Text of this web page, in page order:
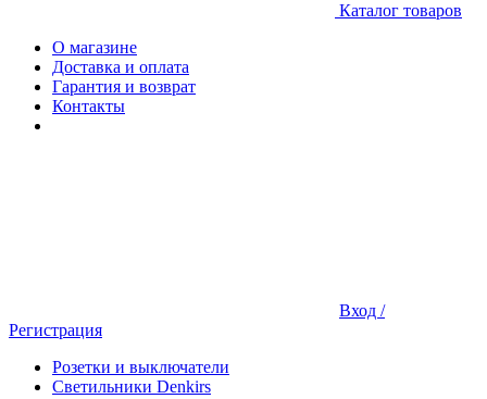
Каталог товаров
О магазине
Доставка и оплата
Гарантия и возврат
Контакты
Вход /
Регистрация
Розетки и выключатели
Светильники Denkirs